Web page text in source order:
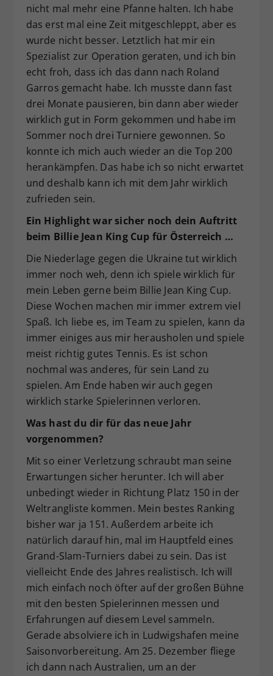
nicht mal mehr eine Pfanne halten. Ich habe
das erst mal eine Zeit mitgeschleppt, aber es
wurde nicht besser. Letztlich hat mir ein
Spezialist zur Operation geraten, und ich bin
echt froh, dass ich das dann nach Roland
Garros gemacht habe. Ich musste dann fast
drei Monate pausieren, bin dann aber wieder
wirklich gut in Form gekommen und habe im
Sommer noch drei Turniere gewonnen. So
konnte ich mich auch wieder an die Top 200
herankämpfen. Das habe ich so nicht erwartet
und deshalb kann ich mit dem Jahr wirklich
zufrieden sein.
Ein Highlight war sicher noch dein Auftritt
beim Billie Jean King Cup für Österreich …
Die Niederlage gegen die Ukraine tut wirklich
immer noch weh, denn ich spiele wirklich für
mein Leben gerne beim Billie Jean King Cup.
Diese Wochen machen mir immer extrem viel
Spaß. Ich liebe es, im Team zu spielen, kann da
immer einiges aus mir herausholen und spiele
meist richtig gutes Tennis. Es ist schon
nochmal was anderes, für sein Land zu
spielen. Am Ende haben wir auch gegen
wirklich starke Spielerinnen verloren.
Was hast du dir für das neue Jahr
vorgenommen?
Mit so einer Verletzung schraubt man seine
Erwartungen sicher herunter. Ich will aber
unbedingt wieder in Richtung Platz 150 in der
Weltrangliste kommen. Mein bestes Ranking
bisher war ja 151. Außerdem arbeite ich
natürlich darauf hin, mal im Hauptfeld eines
Grand-Slam-Turniers dabei zu sein. Das ist
vielleicht Ende des Jahres realistisch. Ich will
mich einfach noch öfter auf der großen Bühne
mit den besten Spielerinnen messen und
Erfahrungen auf diesem Level sammeln.
Gerade absolviere ich in Ludwigshafen meine
Saisonvorbereitung. Am 25. Dezember fliege
ich dann nach Australien, um an der